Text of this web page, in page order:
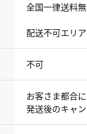
全国一律送料
配送不可エリ
不可
お客さま都合
発送後のキャ